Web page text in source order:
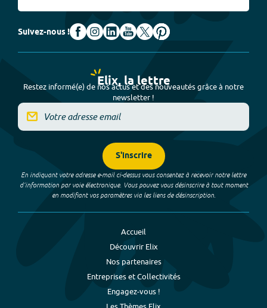
Suivez-nous !
Elix, la lettre
Restez informé(e) de nos actus et des nouveautés grâce à notre
newsletter !
S'inscrire
En indiquant votre adresse e-mail ci-dessus vous consentez à recevoir notre lettre
d’information par voie électronique. Vous pouvez vous désinscrire à tout moment
en modifiant vos paramètres via les liens de désinscription.
Accueil
Découvrir Elix
Nos partenaires
Entreprises et Collectivités
Engagez-vous !